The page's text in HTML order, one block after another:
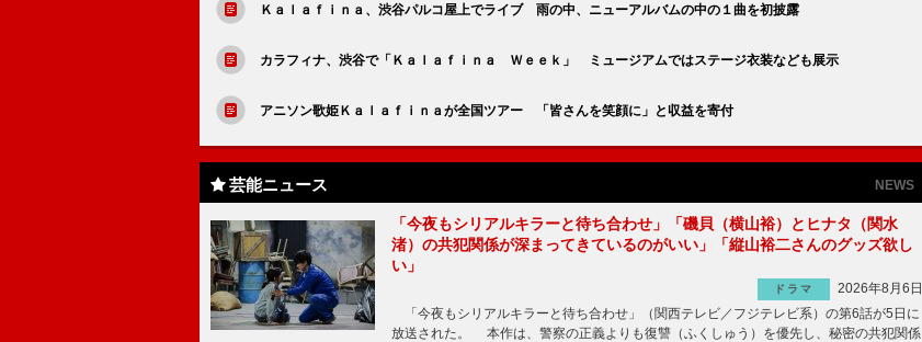
Ｋａｌａｆｉｎａ、渋谷パルコ屋上でライブ 雨の中、ニューアルバムの中の１曲を初披露
カラフィナ、渋谷で「Ｋａｌａｆｉｎａ Ｗｅｅｋ」 ミュージアムではステージ衣装なども展示
アニソン歌姫Ｋａｌａｆｉｎａが全国ツアー 「皆さんを笑顔に」と収益を寄付
芸能ニュース NEWS
「今夜もシリアルキラーと待ち合わせ」「磯貝（横山裕）とヒナタ（関水
渚）の共犯関係が深まってきているのがいい」「縦山裕二さんのグッズ欲し
い」
ドラマ
2026年8月6日
「今夜もシリアルキラーと待ち合わせ」（関西テレビ／フジテレビ系）の第6話が5日に
放送された。 本作は、警察の正義よりも復讐（ふくしゅう）を優先し、秘密の共犯関係